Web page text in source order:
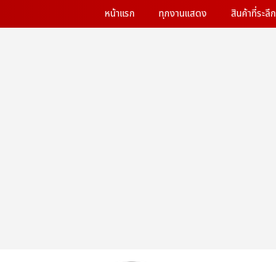
หน้าแรก ทุกงานแสดง สินค้าที่ระลึก